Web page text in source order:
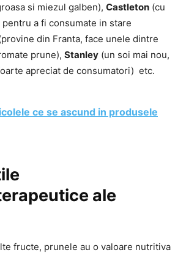
si miezul galben), Castleton (cu
a fi consumate in stare
din Franta, face unele dintre
prune), Stanley (un soi mai nou,
apreciat de consumatori) etc.
ce se ascund in produsele
ale
fructe, prunele au o valoare nutritiva